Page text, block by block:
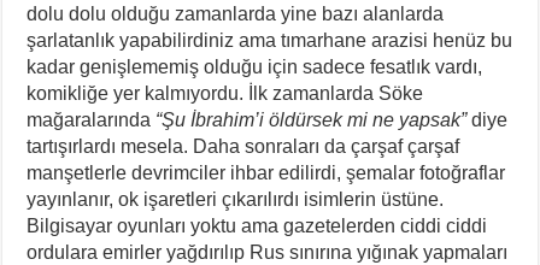
dolu dolu olduğu zamanlarda yine bazı alanlarda
şarlatanlık yapabilirdiniz ama tımarhane arazisi henüz bu
kadar genişlememiş olduğu için sadece fesatlık vardı,
komikliğe yer kalmıyordu. İlk zamanlarda Söke
mağaralarında “Şu İbrahim’i öldürsek mi ne yapsak”diye
tartışırlardı mesela. Daha sonraları da çarşaf çarşaf
manşetlerle devrimciler ihbar edilirdi, şemalar fotoğraflar
yayınlanır, ok işaretleri çıkarılırdı isimlerin üstüne.
Bilgisayar oyunları yoktu ama gazetelerden ciddi ciddi
ordulara emirler yağdırılıp Rus sınırına yığınak yapmaları